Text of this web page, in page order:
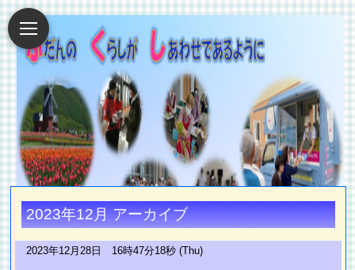
2023年12月 アーカイブ
2023年12月28日 16時47分18秒 (Thu)